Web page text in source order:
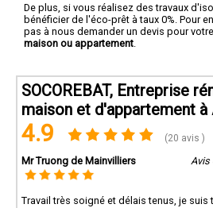
De plus, si vous réalisez des travaux
bénéficier de l'éco-prêt à taux 0%. Pour
pas à nous demander un devis pour votre
maison ou appartement
SOCOREBAT, Entreprise
maison et d'appartement à
4.9 (20 avis )
Mr Truong de Mainvilliers Avis
Travail très soigné et délais tenus, je